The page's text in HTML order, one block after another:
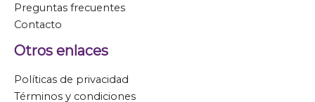
Preguntas frecuentes
Contacto
Otros enlaces
Políticas de privacidad
Términos y condiciones